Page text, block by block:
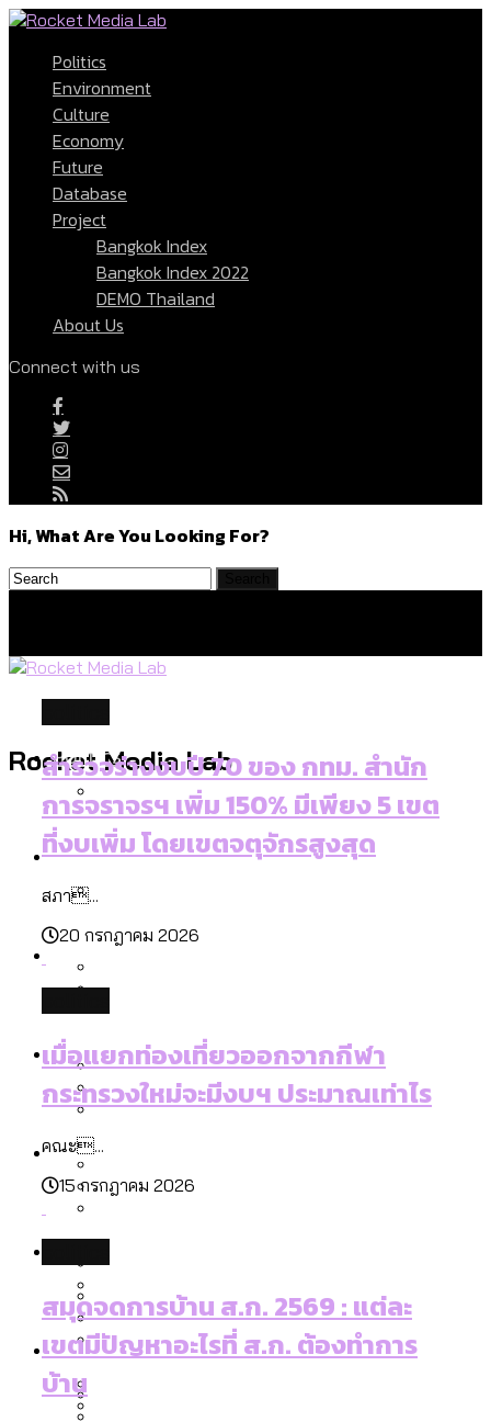
Politics
Environment
Culture
Economy
Future
Database
Project
Bangkok Index
Bangkok Index 2022
DEMO Thailand
About Us
Connect with us
Hi, What Are You Looking For?
Rocket Media Lab
Politics
สำรวจร่างงบปี 70 ของ กทม. สำนักการ
โดยเขตจตุจักรสูงสุด
เมื่อแยกท่องเที่ยวออกจากกีฬา กระทรวง
ใหม่จะมีงบฯ ประมาณเท่าไร
สมุดจดการบ้าน ส.ก. 2569 : แต่ละเขตมี
ปัญหาอะไรที่ ส.ก. ต้องทำการบ้าน
Vote62 ขอบคุณประชาชนที่ร่วม
สังเกตการณ์การเลือกตั้งชวนคุยกันถึงบท
Environment
สำรวจเหตุไฟไหม้ในกรุงเทพฯ ส่วนใหญ่มา
ลัดวงจรมากที่สุด
สวนสาธารณะและพื้นที่สีเขียวใน กทม. เพิ่ม
ขึ้นและเข้าถึงได้มากน้อยแค่ไหน
ขยะมูลฝอย 2568 [ข้อมูลดิบ]
Culture
โลกใบเดียว สิทธิไม่เท่ากัน: กฎหมายการ
รับรองเพศของ Transgender ทั่วโลก
ประเทศไหนทำได้บ้าง?
วิดีโอ AI ในช่วงความขัดแย้งไทย-กัมพูชา
Economy
งบคาบเกี่ยวในยุคชัชชาติ มีอะไร ใช้งบแค่
ไหน
ค่าฝุ่นในกรุงเทพฯ 2025 เทียบกับจำนวน
ควันบุหรี่ที่เข้าปอด [ข้อมูลดิบ]
Future
สังคมผู้สูงอายุไทย [ข้อมูลดิบ]
สำรวจสังคมผู้สูงอายุไทย : 6 จังหวัดเป็น
Database
สังคมผู้สูงอายุไทย [ข้อมูลดิบ]
Project
สำรวจร่างงบปี 70 ของ กทม. สำนัก
การจราจรฯ เพิ่ม 150% มีเพียง 5 เขต
ที่งบเพิ่ม โดยเขตจตุจักรสูงสุด
สภา...
20 กรกฎาคม 2026
เมื่อแยกท่องเที่ยวออกจากกีฬา
กระทรวงใหม่จะมีงบฯ ประมาณเท่าไร
คณะ...
15 กรกฎาคม 2026
สมุดจดการบ้าน ส.ก. 2569 : แต่ละ
เขตมีปัญหาอะไรที่ ส.ก. ต้องทำการ
บ้าน